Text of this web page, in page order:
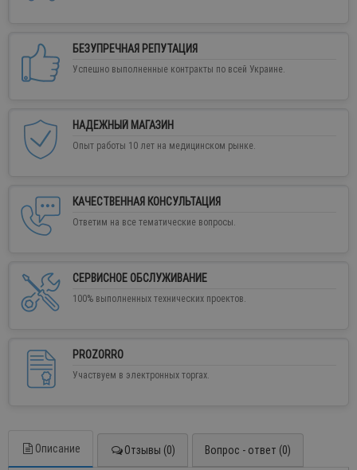
БЕЗУПРЕЧНАЯ РЕПУТАЦИЯ
Успешно выполненные контракты по всей Украине.
НАДЕЖНЫЙ МАГАЗИН
Опыт работы 10 лет на медицинском рынке.
КАЧЕСТВЕННАЯ КОНСУЛЬТАЦИЯ
Ответим на все тематические вопросы.
СЕРВИСНОЕ ОБСЛУЖИВАНИЕ
100% выполненных технических проектов.
PROZORRO
Участвуем в электронных торгах.
Описание Отзывы (0) Вопрос - ответ (0)